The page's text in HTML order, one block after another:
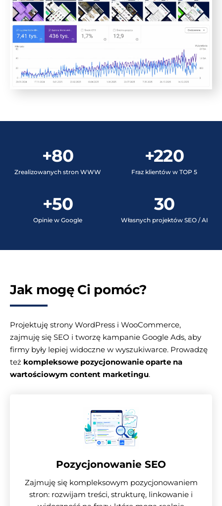
+80
Zrealizowanych stron WWW
+220
Fraz klientów w TOP 5
+50
Opinie w Google
30
Własnych projektów SEO / AI
Jak mogę Ci pomóc?
Projektuję strony WordPress i WooCommerce,
zajmuję się SEO i tworzę kampanie Google Ads, aby
firmy były lepiej widoczne w wyszukiwarce. Prowadzę
też kompleksowe pozycjonowanie oparte na
wartościowym content marketingu.
Pozycjonowanie SEO
Zajmuję się kompleksowym pozycjonowaniem
stron: rozwijam treści, strukturę, linkowanie i